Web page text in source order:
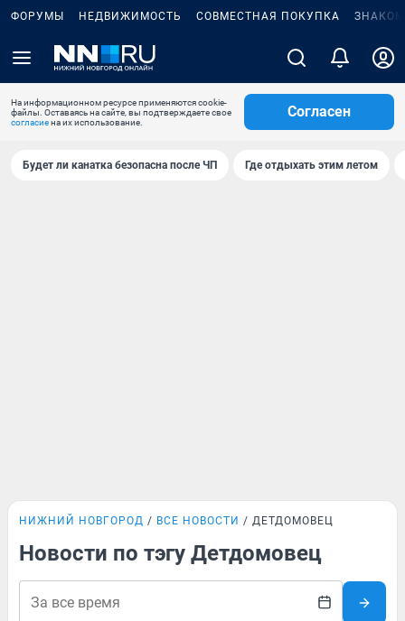
ФОРУМЫ НЕДВИЖИМОСТЬ СОВМЕСТНАЯ ПОКУПКА
На информационном ресурсе применяются cookie-
файлы. Оставаясь на сайте, вы подтверждаете свое
согласиена их использование.
Согласен
Будет ли канатка безопасна после ЧП Где отдыхать этим летом
НИЖНИЙ НОВГОРОД ВСЕ НОВОСТИ ДЕТДОМОВЕЦ
Новости по тэгу Детдомовец